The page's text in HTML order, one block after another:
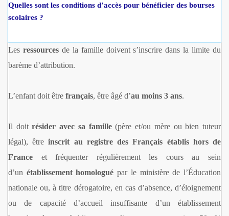
Quelles sont les conditions d’accès pour bénéficier des bourses
scolaires ?
Les ressources de la famille doivent s’inscrire dans la limite du
barème d’attribution.
L’enfant doit être français, être âgé d’au moins 3 ans.
Il doitrésider avec sa famille(père et/ou mère ou bien tuteur
légal), être inscrit au registre des Français établis hors de
France et fréquenter régulièrement les cours au sein
d’un établissement homologué par le ministère de l’Éducation
nationale ou, à titre dérogatoire, en cas d’absence, d’éloignement
ou de capacité d’accueil insuffisante d’un établissement